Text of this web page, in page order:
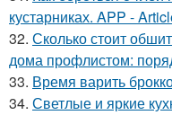
кустарниках. APP -
32. Сколько стоит
дома профлистом:
33. Время варить
34. Светлые и яркие